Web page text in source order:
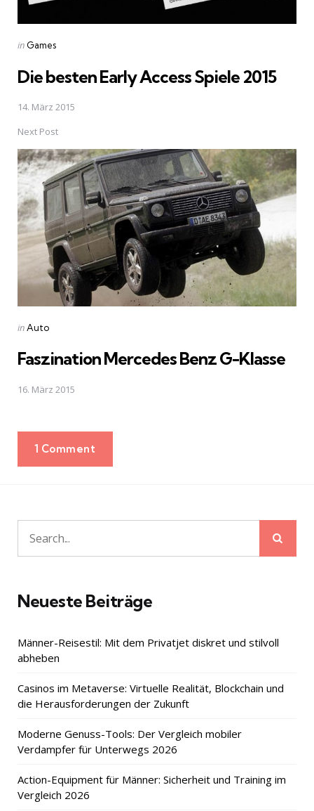
Posted
in Games
Die besten Early Access Spiele 2015
14. März 2015
Next Post
Posted
inAuto
Faszination Mercedes Benz G-Klasse
16. März 2015
1 Comment
Search
for:
Neueste Beiträge
Männer-Reisestil: Mit dem Privatjet diskret und stilvoll
abheben
Casinos im Metaverse: Virtuelle Realität, Blockchain und
die Herausforderungen der Zukunft
Moderne Genuss-Tools: Der Vergleich mobiler
Verdampfer für Unterwegs 2026
Action-Equipment für Männer: Sicherheit und Training im
Vergleich 2026